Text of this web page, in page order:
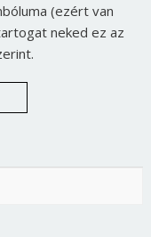
(ezért van
neked ez az